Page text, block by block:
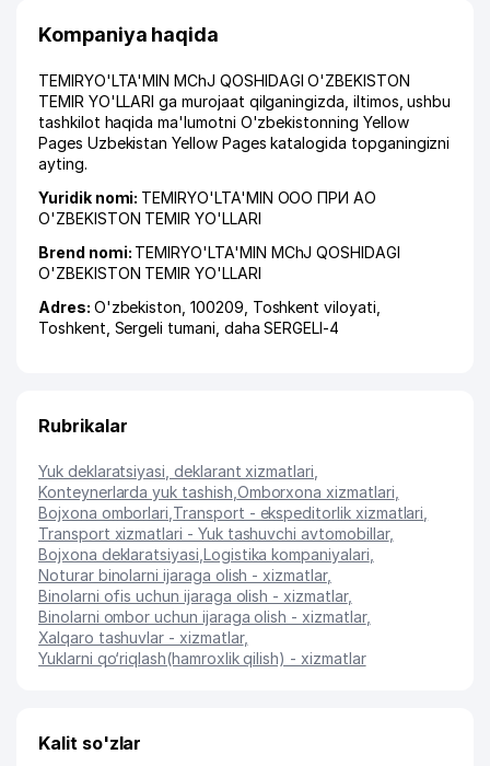
Kompaniya haqida
TEMIRYO'LTA'MIN MChJ QOSHIDAGI O'ZBEKISTON
TEMIR YO'LLARI ga murojaat qilganingizda, iltimos, ushbu
tashkilot haqida ma'lumotni O'zbekistonning Yellow
Pages Uzbekistan Yellow Pages katalogida topganingizni
ayting.
Yuridik nomi: TEMIRYO'LTA'MIN ООО ПРИ АО
O'ZBEKISTON TEMIR YO'LLARI
Brend nomi: TEMIRYO'LTA'MIN MChJ QOSHIDAGI
O'ZBEKISTON TEMIR YO'LLARI
Adres: O'zbekiston, 100209, Toshkent viloyati
Toshkent Sergeli tumani daha SERGELI-4
Rubrikalar
Yuk deklaratsiyasi, deklarant xizmatlari
Konteynerlarda yuk tashish Omborxona xizmatlari
Bojxona omborlari Transport - ekspeditorlik xizmatlari
Transport xizmatlari - Yuk tashuvchi avtomobillar,
Bojxona deklaratsiyasi Logistika kompaniyalari
Noturar binolarni ijaraga olish - xizmatlar,
Binolarni ofis uchun ijaraga olish - xizmatlar,
Binolarni ombor uchun ijaraga olish - xizmatlar,
Xalqaro tashuvlar - xizmatlar,
Yuklarni qo‘riqlash(hamroxlik qilish) - xizmatlar
Kalit so'zlar